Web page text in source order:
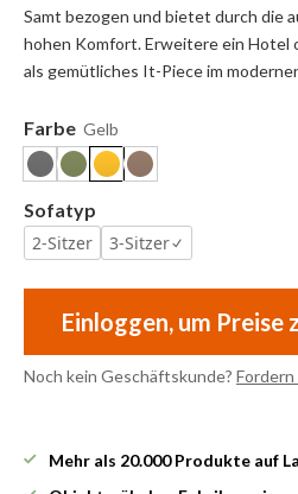
Samt bezogen und bietet durch die
hohen Komfort. Erweitere ein Hotel
als gemütliches It-Piece im
Farbe Gelb
Sofatyp
2-Sitzer
3-Sitzer
Einloggen, um Preise
Noch kein Geschäftskunde?
Mehr als 20.000 Produkte auf